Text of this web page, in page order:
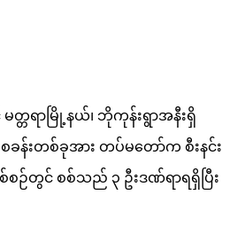
တရာမြို့နယ်၊ ဘိုကုန်းရွာအနီးရှိ
စခန်းတစ်ခုအား တပ်မတော်က စီးနင်း
ဉ်တွင် စစ်သည် ၃ ဦးဒဏ်ရာရရှိပြီး